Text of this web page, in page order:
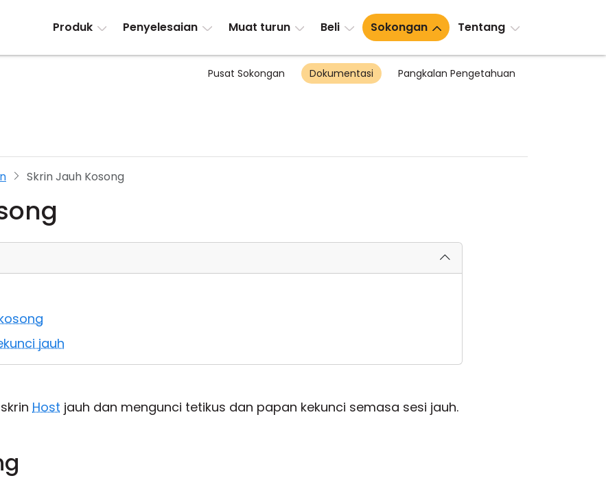
Produk Penyelesaian Muat turun Beli Sokongan Tentang
Pusat Sokongan Dokumentasi Pangkalan Pengetahuan
Skrin Jauh Kosong
jauh
Host jauh dan mengunci tetikus dan papan kekunci semasa sesi jauh.